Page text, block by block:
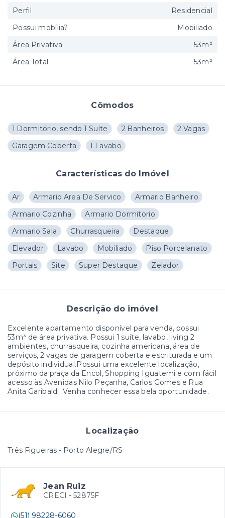
Cômodos
1 Dormitório, sendo 1 Suíte 2 Banheiros
2 Vagas
Garagem Coberta
1 Lavabo
Características do Imóvel
Ar Armario Area De Servico
Armario Banheiro
Armario Cozinha
Armario Dormitorio
Armario Sala
Churrasqueira
Destaque
Elevador
Lavabo Mobiliado
Piso Porcelanato
Portais
Site Super Destaque Zelador
Descrição do imóvel
Excelente apartamento disponível para venda, possui
53m³ de área privativa. Possui 1 suíte, lavabo, living 2
ambientes, churrasqueira, cozinha americana, área de
serviços, 2 vagas de garagem coberta e escriturada e um
depósito individual.Possui uma excelente localização,
próximo da praça da Encol, Shopping Iguatemi e com fácil
acesso às Avenidas Nilo Peçanha, Carlos Gomes e Rua
Anita Garibaldi. Venha conhecer essa bela oportunidade.
Localização
Três Figueiras - Porto Alegre/RS
Perfil
Residencial
Possui mobília?
Mobiliado
Área Privativa
53m²
Área Total
53m²
Jean Ruiz
CRECI - 52875F
(51) 98228-6060